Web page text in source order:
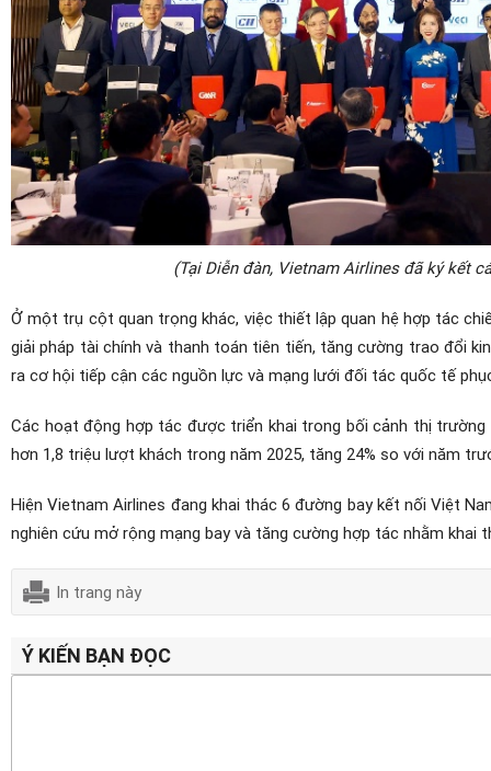
(Tại Diễn đàn, Vietnam Airlines đã ký kết
Ở một trụ cột quan trọng khác, việc thiết lập quan hệ hợp tác
giải pháp tài chính và thanh toán tiên tiến, tăng cường trao đổi
ra cơ hội tiếp cận các nguồn lực và mạng lưới đối tác quốc tế
Các hoạt động hợp tác được triển khai trong bối cảnh thị
hơn 1,8 triệu lượt khách trong năm 2025, tăng 24% so với năm
Hiện Vietnam Airlines đang khai thác 6 đường bay kết nối Việt
nghiên cứu mở rộng mạng bay và tăng cường hợp tác nhằm khai
In trang này
Ý KIẾN BẠN ĐỌC